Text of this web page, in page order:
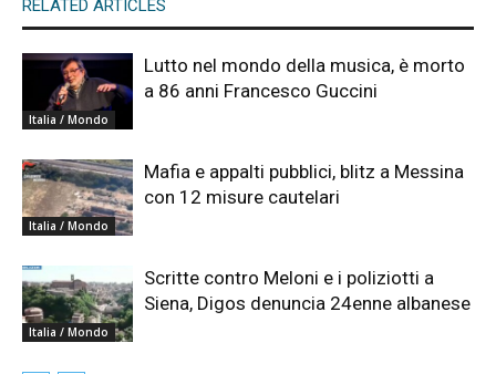
RELATED ARTICLES
Italia / Mondo
Lutto nel mondo della musica, è morto
a 86 anni Francesco Guccini
Italia / Mondo
Mafia e appalti pubblici, blitz a Messina
con 12 misure cautelari
Italia / Mondo
Scritte contro Meloni e i poliziotti a
Siena, Digos denuncia 24enne albanese